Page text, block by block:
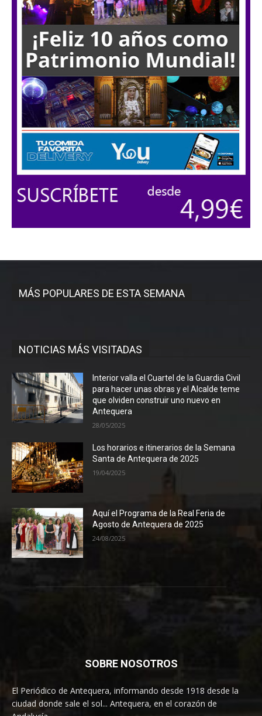
MÁS POPULARES DE ESTA SEMANA
NOTICIAS MÁS VISITADAS
Interior valla el Cuartel de la Guardia Civil
para hacer unas obras y el Alcalde teme
que olviden construir uno nuevo en
Antequera
28/05/2025
Los horarios e itinerarios de la Semana
Santa de Antequera de 2025
19/04/2025
Aquí el Programa de la Real Feria de
Agosto de Antequera de 2025
24/08/2025
SOBRE NOSOTROS
El Periódico de Antequera, informando desde 1918 desde la
ciudad donde sale el sol... Antequera, en el corazón de